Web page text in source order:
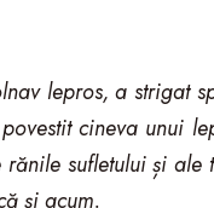
lepros, a strigat
cineva unui
sufletului și
și acum.